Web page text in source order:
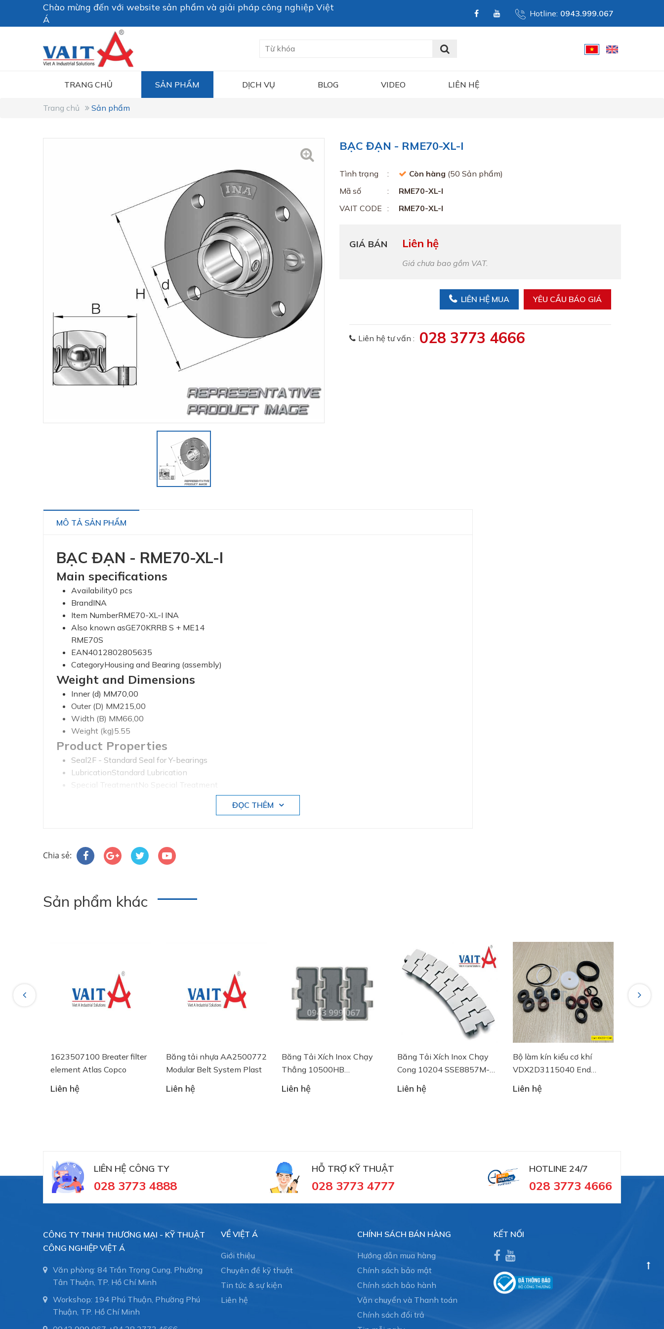
Chào mừng đến với website sản phẩm và giải pháp công nghiệp Việt
Á
Hotline: 0943.999.067
TRANG CHỦ SẢN PHẨM DỊCH VỤ BLOG VIDEO LIÊN HỆ
Trang chủ Sản phẩm
BẠC ĐẠN - RME70-XL-I
Tình trạng Còn hàng (50 Sản phẩm)
Mã số
RME70-XL-I
VAIT CODE
RME70-XL-I
GIÁ BÁN Liên hệ
Giá chưa bao gồm VAT.
LIÊN HỆ MUA YÊU CẦU BÁO GIÁ
Liên hệ tư vấn : 028 3773 4666
MÔ TẢ SẢN PHẨM
BẠC ĐẠN - RME70-XL-I
Main specifications
Availability0 pcs
BrandINA
Item NumberRME70-XL-I INA
Also known asGE70KRRB S + ME14
RME70S
EAN4012802805635
CategoryHousing and Bearing (assembly)
Weight and Dimensions
Inner (d) MM70,00
Outer (D) MM215,00
Width (B) MM66,00
Weight (kg)5.55
Product Properties
Seal2F - Standard Seal for Y-bearings
LubricationStandard Lubrication
Special TreatmentNo Special Treatment
Data from Schaeffler (medias)
ECLASS2 number23-05-16-02
Medias descriptionHousing units RME, four-bolt flanged housing units, cast iron, centring spigot, eccentric
ĐỌC THÊM
Chia sẻ:
Sản phẩm khác
Previous
1623507100 Breater filter
element Atlas Copco
Liên hệ
Băng tải nhựa AA2500772
Modular Belt System Plast
Liên hệ
Băng Tải Xích Inox Chạy
Thẳng 10500HB
System Plast
Liên hệ
Băng Tải Xích Inox Chạy
Cong 10204 SSE8857M-
Liên hệ
Bộ làm kín kiểu cơ khí
VDX2D3115040 End
Liên hệ
Next
LIÊN HỆ CÔNG TY
028 3773 4888
HỖ TRỢ KỸ THUẬT
028 3773 4777
HOTLINE 24/7
028 3773 4666
CÔNG TY TNHH THƯƠNG MẠI - KỸ THUẬT
CÔNG NGHIỆP VIỆT Á
Văn phòng: 84 Trần Trọng Cung, Phường
Tân Thuận, TP. Hồ Chí Minh
Workshop: 194 Phú Thuận, Phường Phú
Thuận, TP. Hồ Chí Minh
VỀ VIỆT Á
Giới thiệu
Chuyên đề kỹ thuật
Tin tức & sự kiện
Liên hệ
CHÍNH SÁCH BÁN HÀNG
Hướng dẫn mua hàng
Chính sách bảo mật
Chính sách bảo hành
Vận chuyển và Thanh toán
Chính sách đổi trả
KẾT NỐI